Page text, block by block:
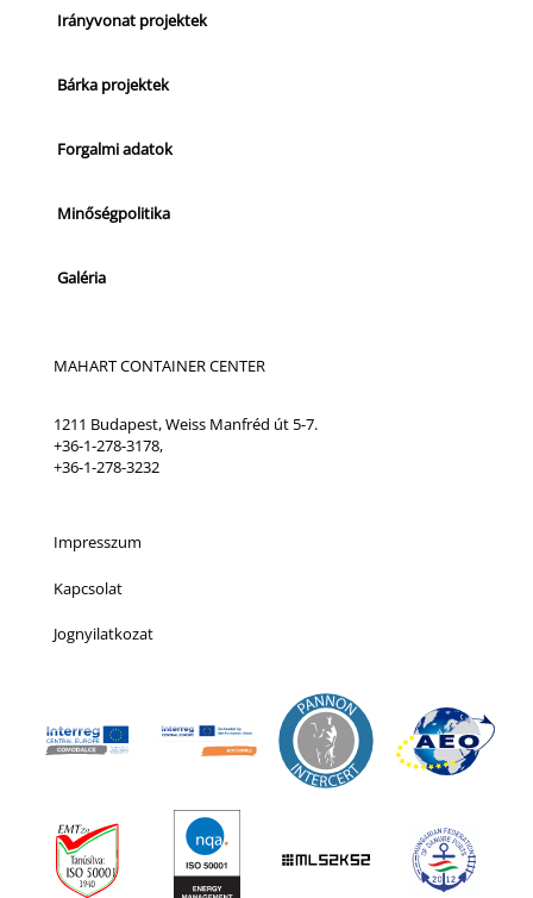
Irányvonat projektek
Bárka projektek
Forgalmi adatok
Minőségpolitika
Galéria
MAHART CONTAINER CENTER
1211 Budapest, Weiss Manfréd út 5-7.
+36-1-278-3178,
+36-1-278-3232
Impresszum
Kapcsolat
Jognyilatkozat